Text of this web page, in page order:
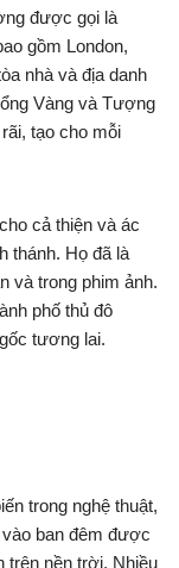
được gọi là
gồm London,
nhà và địa danh
Vàng và Tượng
tạo cho mỗi
cả thiện và ác
thánh. Họ đã là
và trong phim ảnh.
phố thủ đô
tương lai.
trong nghệ thuật,
vào ban đêm được
trên nền trời. Nhiều